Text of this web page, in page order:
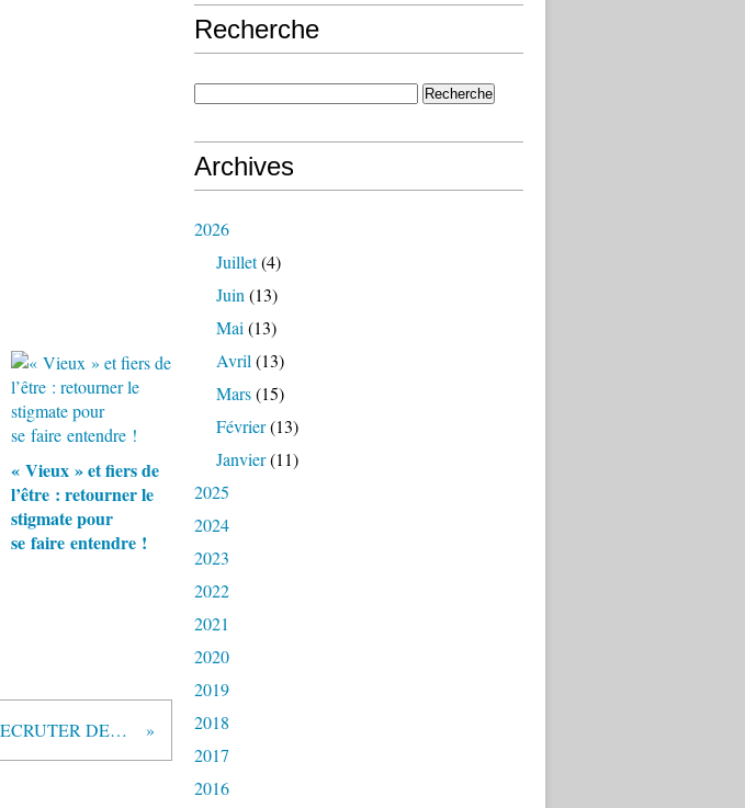
« Vieux » et fiers de
l’être : retourner le
stigmate pour
se faire entendre !
POURQUOI ET COMMENT RECRUTER DES PERSONNES EN INSERTION DANS LES SERVICES A LA PERSONNE ?
Recherche
Archives
2026
Juillet(4)
Juin (13)
Mai (13)
Avril (13)
Mars(15)
Février(13)
Janvier(11)
2025
2024
2023
2022
2021
2020
2019
2018
2017
2016